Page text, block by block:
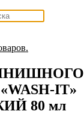
IT»
80 мл